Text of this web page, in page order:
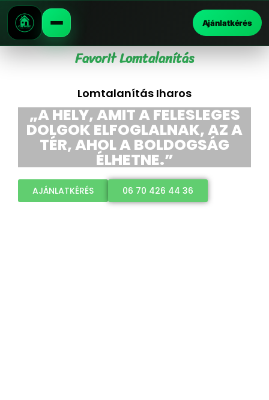
Ajánlatkérés
Favorit Lomtalanítás
Lomtalanítás Iharos
„A HELY, AMIT A FELESLEGES
DOLGOK ELFOGLALNAK, AZ A
TÉR, AHOL A BOLDOGSÁG
ÉLHETNE.”
AJÁNLATKÉRÉS 06 70 426 44 36